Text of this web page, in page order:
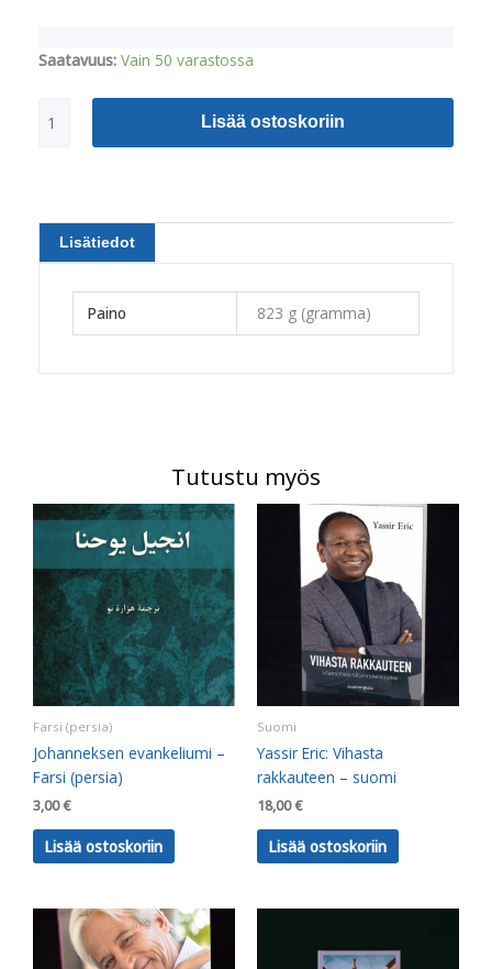
Saatavuus: Vain 50 varastossa
Koraanin
Arabia
Lisää ostoskoriin
Lisätiedot
Paino 823 g (gramma)
Tutustu myös
Farsi (persia)
Johanneksen evankeliumi –
Farsi (persia)
3,00€
Lisää ostoskoriin
Suomi
Yassir Eric: Vihasta
rakkauteen – suomi
18,00€
Lisää ostoskoriin